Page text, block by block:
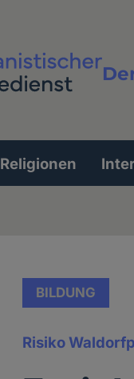
Religionen
BILDUNG
Risiko